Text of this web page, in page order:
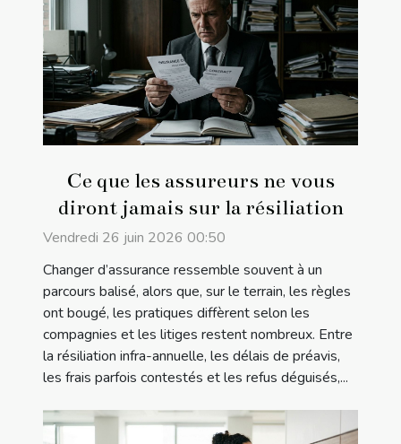
Ce que les assureurs ne vous
diront jamais sur la résiliation
Vendredi 26 juin 2026 00:50
Changer d’assurance ressemble souvent à un
parcours balisé, alors que, sur le terrain, les règles
ont bougé, les pratiques diffèrent selon les
compagnies et les litiges restent nombreux. Entre
la résiliation infra-annuelle, les délais de préavis,
les frais parfois contestés et les refus déguisés,...